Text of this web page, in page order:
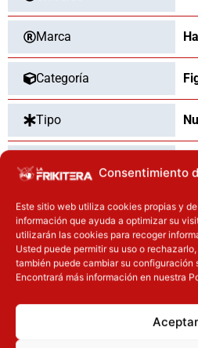
Consentimiento
Este sitio web utiliza cookies propias y
información que ayuda a optimizar su
utilizarán las cookies para recoger
Usted puede permitir su uso o rechazarlo,
también puede cambiar su configuración
Encontrará más información en nuestra
Aceptar
Marca
Categoría
Tipo
OTROS
El precio original era: 29.90€.
El precio actual es: 22.42€.